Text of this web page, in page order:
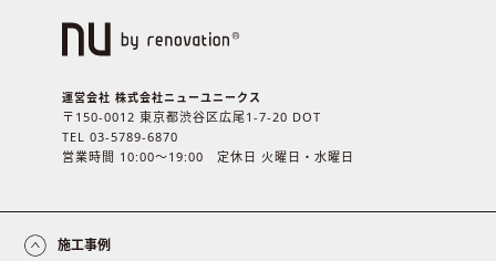
運営会社 株式会社ニューユニークス
〒150-0012 東京都渋谷区広尾1-7-20 DOT
TEL 03-5789-6870
営業時間 10:00〜19:00 定休日 火曜日・水曜日
施工事例